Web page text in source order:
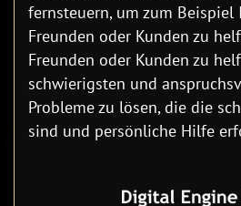
fernsteuern, um zum Beispiel
Freunden oder Kunden zu
Freunden oder Kunden zu
schwierigsten und
Probleme zu lösen, die die
sind und persönliche Hilfe